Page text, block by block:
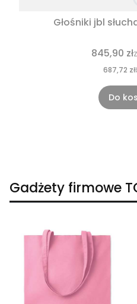
Głośniki jbl
845,90 złz
687,72 zł
Do
Gadżety firmowe